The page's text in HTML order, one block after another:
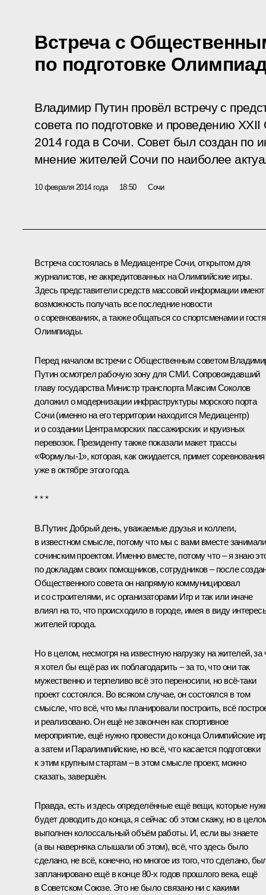
Встреча с
по подготовке
Владимир Путин провёл встречу с
совета по подготовке и проведению
2014 года в Сочи. Совет был создан по
мнение жителей Сочи по наиболее
10 февраля 2014 года 18:50 Сочи
Встреча состоялась в Медиацентре Сочи, открытом для
журналистов, не аккредитованных на Олимпийские игры.
Здесь представители средств массовой информации имеют
возможность получать все последние новости
о соревнованиях, а также общаться со спортсменами и
Олимпиады.
Перед началом встречи с Общественным советом
Путин осмотрел рабочую зону для СМИ. Сопровождавший
главу государства Министр транспорта Максим Соколов
доложил о модернизации инфраструктуры морского порта
Сочи (именно на его территории находится Медиацентр)
и о создании Центра морских пассажирских и круизных
перевозок. Президенту также показали макет трассы
«Формулы-1», которая, как ожидается, примет соревнования
уже в октябре этого года.
* * *
В.Путин: Добрый день, уважаемые друзья и коллеги,
в известном смысле, потому что мы с вами вместе
сочинским проектом. Именно вместе, потому что – я знаю
по докладам своих помощников, сотрудников – после
Общественного совета он напрямую коммуницировал
и со строителями, и с организаторами Игр и так или иначе
влиял на то, что происходило в городе, имея в виду
жителей города.
Но в целом, несмотря на известную нагрузку на жителей, за
я хотел бы ещё раз их поблагодарить – за то, что они так
мужественно и терпеливо всё это переносили, но всё‑таки
проект состоялся. Во всяком случае, он состоялся в том
смысле, что всё, что мы планировали построить, всё
и реализовано. Он ещё не закончен как спортивное
мероприятие, ещё нужно провести до конца Олимпийские
а затем и Паралимпийские, но всё, что касается подготовки
к этим крупным стартам – в этом смысле проект, можно
сказать, завершён.
Правда, есть и здесь определённые ещё вещи, которые
будет доводить до конца, я сейчас об этом скажу, но в
выполнен колоссальный объём работы. И, если вы знаете
(а вы наверняка слышали об этом), всё, что здесь было
сделано, не всё, конечно, но многое из того, что сделано,
запланировано ещё в конце 80-х годов прошлого века, ещё
в Советском Союзе. Это не было связано ни с какими